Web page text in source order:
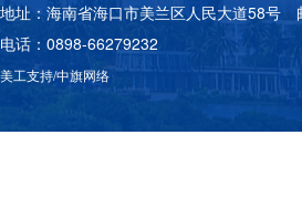
地址：海南省海口市美兰区人民大道58号
电话：0898-66279232
美工支持/中旗网络